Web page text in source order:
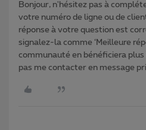
Bonjour, n'hésitez pas à
votre numéro de ligne ou de
réponse à votre question est
signalez-la comme ‘Meilleure
communauté en bénéficiera plus
pas me contacter en message